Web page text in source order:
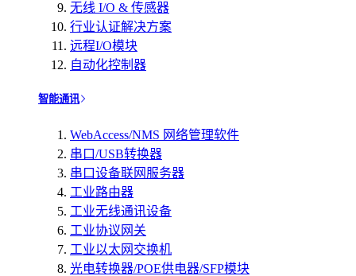
无线 I/O & 传感器
行业认证解决方案
远程I/O模块
自动化控制器
智能通讯
WebAccess/NMS 网络管理软件
串口/USB转换器
串口设备联网服务器
工业路由器
工业无线通讯设备
工业协议网关
工业以太网交换机
光电转换器/POE供电器/SFP模块